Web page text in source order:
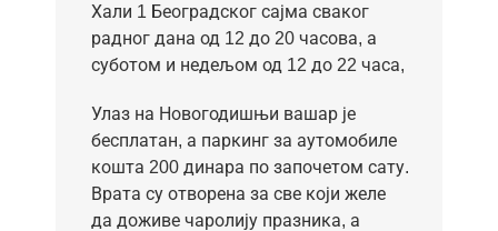
Хали 1 Београдског сајма сваког
радног дана од 12 до 20 часова, а
суботом и недељом од 12 до 22 часа,
Улаз на Новогодишњи вашар је
бесплатан, а паркинг за аутомобиле
кошта 200 динара по започетом сату.
Врата су отворена за све који желе
да доживе чаролију празника, а